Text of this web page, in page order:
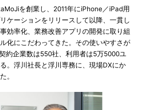
を創業し、2011年にiPhone／iPad用
ケーションをリリースして以降、一貫し
効率化、業務改善アプリの開発に取り組
化にこだわってきた。その使いやすさが
約企業数は550社、利用者は5万5000ユ
。浮川社長と浮川専務に、現場DXにか
。